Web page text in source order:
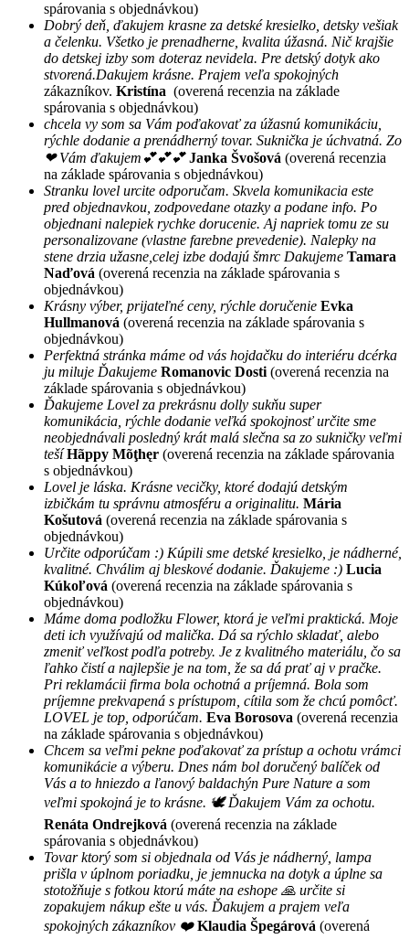
spárovania s objednávkou)
Dobrý deň, ďakujem krasne za detské kresielko, detsky vešiak
a čelenku. Všetko je prenadherne, kvalita úžasná. Nič krajšie
do detskej izby som doteraz nevidela. Pre detský dotyk ako
stvorená.Dakujem krásne. Prajem veľa spokojných
zákazníkov. Kristína (overená recenzia na základe
spárovania s objednávkou)
chcela vy som sa Vám poďakovať za úžasnú komunikáciu,
rýchle dodanie a prenádherný tovar. Suknička je úchvatná. Zo
❤ Vám ďakujem💕💕💕 Janka Švošová (overená recenzia
na základe spárovania s objednávkou)
Stranku lovel urcite odporučam. Skvela komunikacia este
pred objednavkou, zodpovedane otazky a podane info. Po
objednani nalepiek rychke dorucenie. Aj napriek tomu ze su
personalizovane (vlastne farebne prevedenie). Nalepky na
stene drzia užasne,celej izbe dodajú šmrc Dakujeme Tamara
Naďová (overená recenzia na základe spárovania s
objednávkou)
Krásny výber, prijateľné ceny, rýchle doručenie Evka
Hullmanová (overená recenzia na základe spárovania s
objednávkou)
Perfektná stránka máme od vás hojdačku do interiéru dcérka
ju miluje Ďakujeme Romanovic Dosti (overená recenzia na
základe spárovania s objednávkou)
Ďakujeme Lovel za prekrásnu dolly sukňu super
komunikácia, rýchle dodanie veľká spokojnosť určite sme
neobjednávali posledný krát malá slečna sa zo sukničky veľmi
tešíHãppy Mõţhęr (overená recenzia na základe spárovania
s objednávkou)
Lovel je láska. Krásne vecičky, ktoré dodajú detským
izbičkám tu správnu atmosféru a originalitu. Mária
Košutová (overená recenzia na základe spárovania s
objednávkou)
Určite odporúčam :) Kúpili sme detské kresielko, je nádherné,
kvalitné. Chválim aj bleskové dodanie. Ďakujeme :) Lucia
Kúkoľová (overená recenzia na základe spárovania s
objednávkou)
Máme doma podložku Flower, ktorá je veľmi praktická. Moje
deti ich využívajú od malička. Dá sa rýchlo skladať, alebo
zmeniť veľkost podľa potreby. Je z kvalitného materiálu, čo sa
ľahko čistí a najlepšie je na tom, že sa dá prať aj v pračke.
Pri reklamácii firma bola ochotná a príjemná. Bola som
príjemne prekvapená s prístupom, cítila som že chcú pomôcť.
LOVEL je top, odporúčam. Eva Borosova (overená recenzia
na základe spárovania s objednávkou)
Chcem sa veľmi pekne poďakovať za prístup a ochotu vrámci
komunikácie a výberu. Dnes nám bol doručený balíček od
Vás a to hniezdo a ľanový baldachýn Pure Nature a som
veľmi spokojná je to krásne. 🕊 Ďakujem Vám za ochotu.
Renáta Ondrejková (overená recenzia na základe
spárovania s objednávkou)
Tovar ktorý som si objednala od Vás je nádherný, lampa
prišla v úplnom poriadku, je jemnucka na dotyk a úplne sa
stotožňuje s fotkou ktorú máte na eshope 🙏 určite si
zopakujem nákup ešte u vás. Ďakujem a prajem veľa
spokojných zákazníkov ❤️ Klaudia Špegárová (overená